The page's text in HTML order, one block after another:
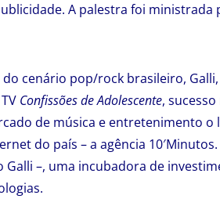
A palestra foi
cenário pop/rock brasileiro,
Confissões de Adolescente,
de música e entretenimento o
do país – a agência
Galli –, uma incubadora de